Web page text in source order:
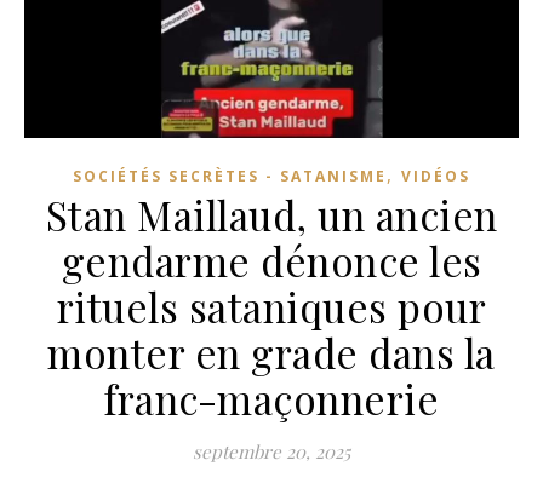
SOCIÉTÉS SECRÈTES - SATANISME , VIDÉOS
Stan Maillaud, un ancien
gendarme dénonce les
rituels sataniques pour
monter en grade dans la
franc-maçonnerie
septembre 20, 2025